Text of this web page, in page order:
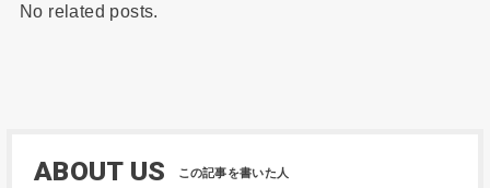
No related posts.
ABOUT US